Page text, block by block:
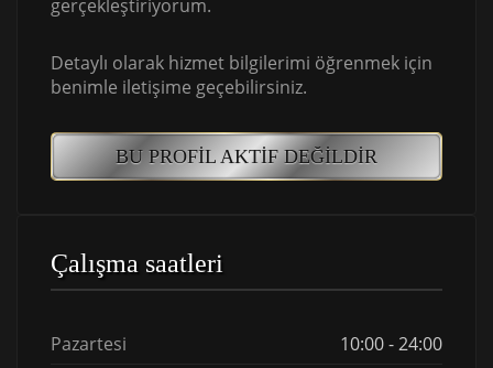
gerçekleştiriyorum.
Detaylı olarak hizmet bilgilerimi öğrenmek için
benimle iletişime geçebilirsiniz.
BU PROFIL AKTIF DEĞILDIR
Çalışma saatleri
Pazartesi
10:00 - 24:00